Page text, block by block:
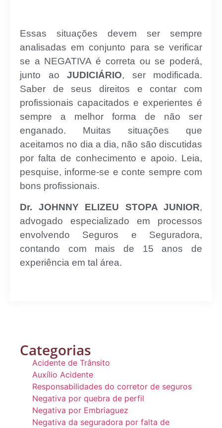
Essas situações devem ser sempre
analisadas em conjunto para se verificar
se a NEGATIVA é correta ou se poderá,
junto ao JUDICIÁRIO, ser modificada.
Saber de seus direitos e contar com
profissionais capacitados e experientes é
sempre a melhor forma de não ser
enganado. Muitas situações que
aceitamos no dia a dia, não são discutidas
por falta de conhecimento e apoio. Leia,
pesquise, informe-se e conte sempre com
bons profissionais.
Dr. JOHNNY ELIZEU STOPA JUNIOR,
advogado especializado em processos
envolvendo Seguros e Seguradora,
contando com mais de 15 anos de
experiência em tal área.
Categorias
Acidente de Trânsito
Auxílio Acidente
Responsabilidades do corretor de seguros
Negativa por quebra de perfil
Negativa por Embriaguez
Negativa da seguradora por falta de